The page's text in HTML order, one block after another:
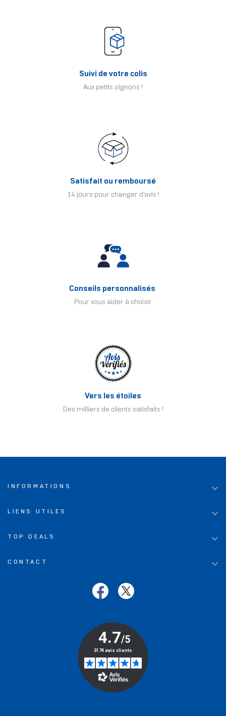
Suivi de votre colis
Aux petits oignons !
Satisfait ou remboursé
14 jours pour changer d'avis !
Conseils personnalisés
Pour vous aider à choisir
Vers les étoiles
Des milliers de clients satisfaits !
INFORMATIONS 
LIENS UTILES 
TOP DEALS 
CONTACT 